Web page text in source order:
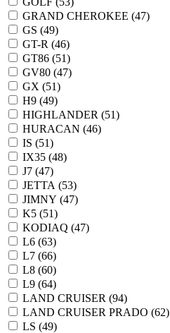
GRAND CHEROKEE (47)
GS (49)
GT-R (46)
GT86 (51)
GV80 (47)
GX (51)
H9 (49)
HIGHLANDER (51)
HURACAN (46)
IS (51)
IX35 (48)
J7 (47)
JETTA (53)
JIMNY (47)
K5 (51)
KODIAQ (47)
L6 (63)
L7 (66)
L8 (60)
L9 (64)
LAND CRUISER (94)
LAND CRUISER PRADO (62)
LS (49)